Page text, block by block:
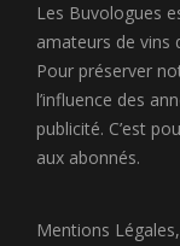
Les Buvologues
amateurs de vins
Pour préserver
l’influence des
publicité. C’est
aux abonnés.
Mentions Légales,